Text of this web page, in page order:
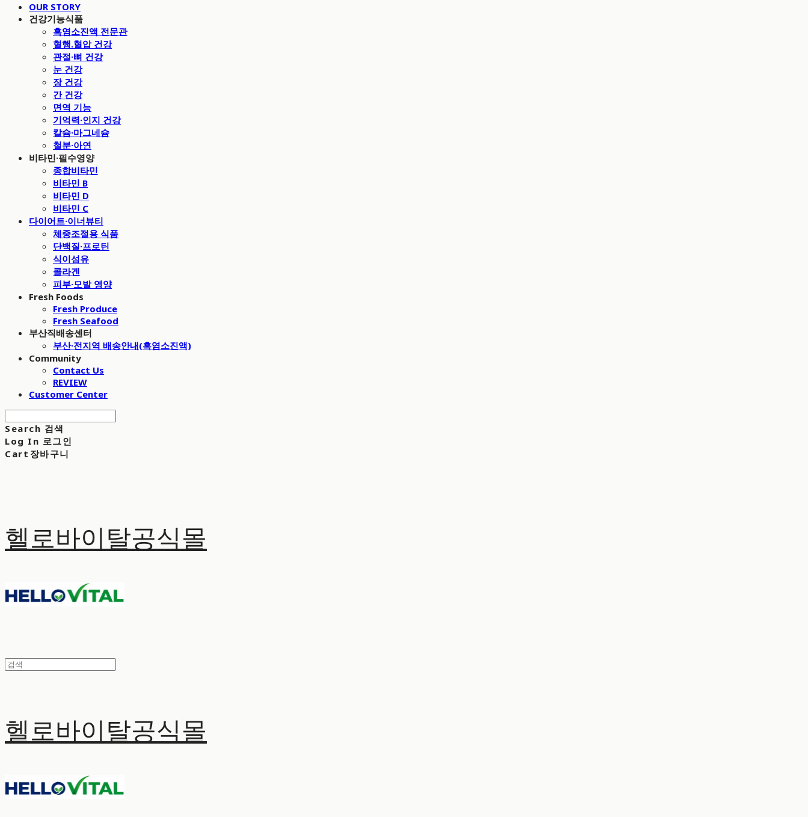
OUR STORY
건강기능식품
흑염소진액 전문관
혈행.혈압 건강
관절·뼈 건강
눈 건강
장 건강
간 건강
면역 기능
기억력·인지 건강
칼슘·마그네슘
철분·아연
비타민·필수영양
종합비타민
비타민 B
비타민 D
비타민 C
다이어트·이너뷰티
체중조절용 식품
단백질·프로틴
식이섬유
콜라겐
피부·모발 영양
Fresh Foods
Fresh Produce
Fresh Seafood
부산직배송센터
부산·전지역 배송안내(흑염소진액)
Community
Contact Us
REVIEW
Customer Center
Search 검색
Log In 로그인
Cart 장바구니
헬로바이탈공식몰
헬로바이탈공식몰